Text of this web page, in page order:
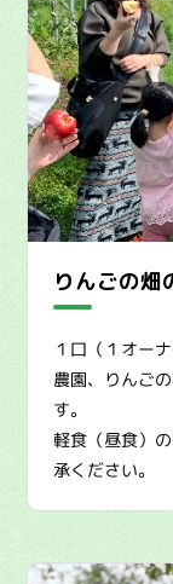
りんごの畑
１口（１オー
農園、りんご
す。
軽食（昼食）
承ください。